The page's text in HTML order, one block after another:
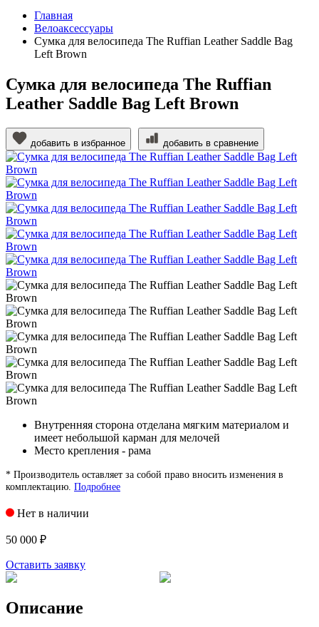
Главная
Велоаксессуары
Сумка для велосипеда The Ruffian Leather Saddle Bag
Left Brown
Сумка для велосипеда The Ruffian
Leather Saddle Bag Left Brown
добавить в избранное добавить в сравнение
Внутренняя сторона отделана мягким материалом и
имеет небольшой карман для мелочей
Место крепления - рама
* Производитель оставляет за собой право вносить изменения в
комплектацию. Подробнее
Нет в наличии
50 000 ₽
Оставить заявку
Описание